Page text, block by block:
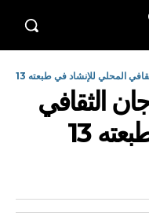
المحلي للإنشاد في طبعته 13
الثقافي
13